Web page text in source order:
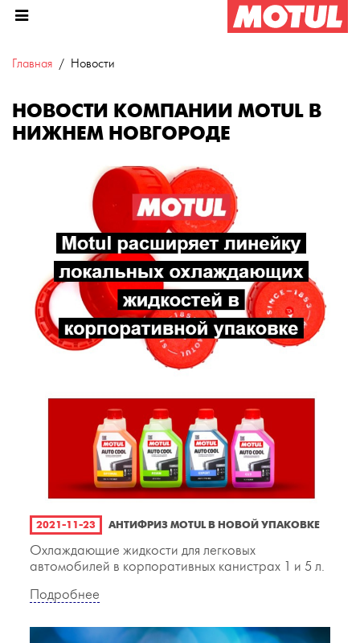
Главная Новости
НОВОСТИ КОМПАНИИ MOTUL В
НИЖНЕМ НОВГОРОДЕ
2021-11-23 АНТИФРИЗ MOTUL В НОВОЙ УПАКОВКЕ
Охлаждающие жидкости для легковых
автомобилей в корпоративных канистрах 1 и 5 л.
Подробнее